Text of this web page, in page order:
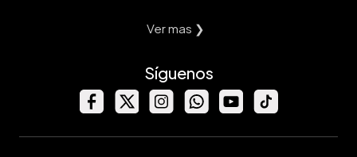
Ver mas ❯
Síguenos